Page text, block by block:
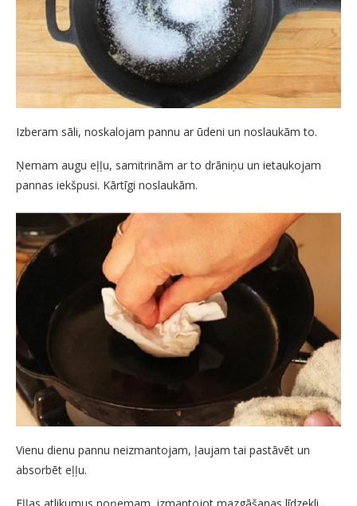
Izberam sāli, noskalojam pannu ar ūdeni un noslaukām to.
Ņemam augu eļļu, samitrinām ar to drāniņu un ietaukojam
pannas iekšpusi. Kārtīgi noslaukām.
Vienu dienu pannu neizmantojam, ļaujam tai pastāvēt un
absorbēt eļļu.